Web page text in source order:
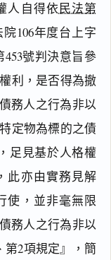
人自得依民法第
106年度台上字
453號判決意旨參
利，是否得為撤
務人之行為非以
定物為標的之債
足見基於人格權
此亦由實務見解
使，並非毫無限
務人之行為非以
第2項規定』，簡